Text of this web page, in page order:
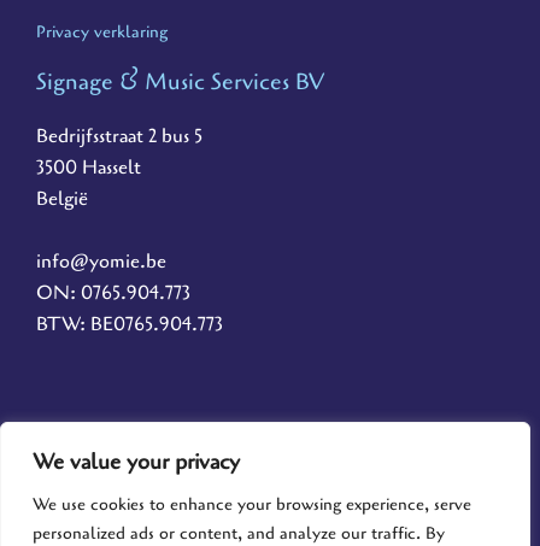
We value your privacy
We use cookies to enhance your browsing experience, serve
personalized ads or content, and analyze our traffic. By
Privacy verklaring
Signage & Music Services BV
Bedrijfsstraat 2 bus 5
3500 Hasselt
België
info@yomie.be
ON: 0765.904.773
BTW: BE0765.904.773
a